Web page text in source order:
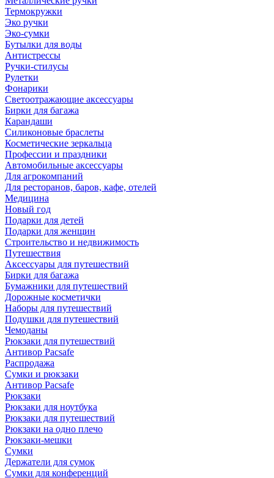
Термокружки
Эко ручки
Эко-сумки
Бутылки для воды
Антистрессы
Ручки-стилусы
Рулетки
Фонарики
Светоотражающие аксессуары
Бирки для багажа
Карандаши
Силиконовые браслеты
Косметические зеркальца
Профессии и праздники
Автомобильные аксессуары
Для агрокомпаний
Для ресторанов, баров, кафе, отелей
Медицина
Новый год
Подарки для детей
Подарки для женщин
Строительство и недвижимость
Путешествия
Аксессуары для путешествий
Бирки для багажа
Бумажники для путешествий
Дорожные косметички
Наборы для путешествий
Подушки для путешествий
Чемоданы
Рюкзаки для путешествий
Антивор Pacsafe
Распродажа
Сумки и рюкзаки
Антивор Pacsafe
Рюкзаки
Рюкзаки для ноутбука
Рюкзаки для путешествий
Рюкзаки на одно плечо
Рюкзаки-мешки
Сумки
Держатели для сумок
Сумки для конференций